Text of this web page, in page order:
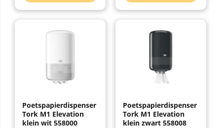
Poetspapierdispenser
Tork M1 Elevation
klein wit 558000
Poetspapierdispenser
Tork M1 Elevation
klein zwart 558008